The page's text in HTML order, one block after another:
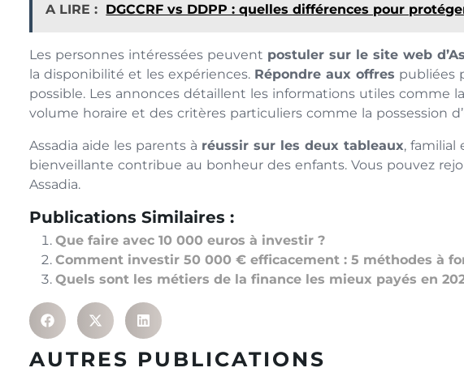
A LIRE : DGCCRF vs DDPP : quelles différences pour
Les personnes intéressées peuvent postuler sur le site web
la disponibilité et les expériences. Répondre aux offres publiées
possible. Les annonces détaillent les informations utiles comme
volume horaire et des critères particuliers comme la possession
Assadia aide les parents à réussir sur les deux tableaux, familial
bienveillante contribue au bonheur des enfants. Vous pouvez
Assadia.
Publications Similaires :
Que faire avec 10 000 euros à investir ?
Comment investir 50 000 € efficacement : 5 méthodes à
Quels sont les métiers de la finance les mieux payés en
AUTRES PUBLICATIONS